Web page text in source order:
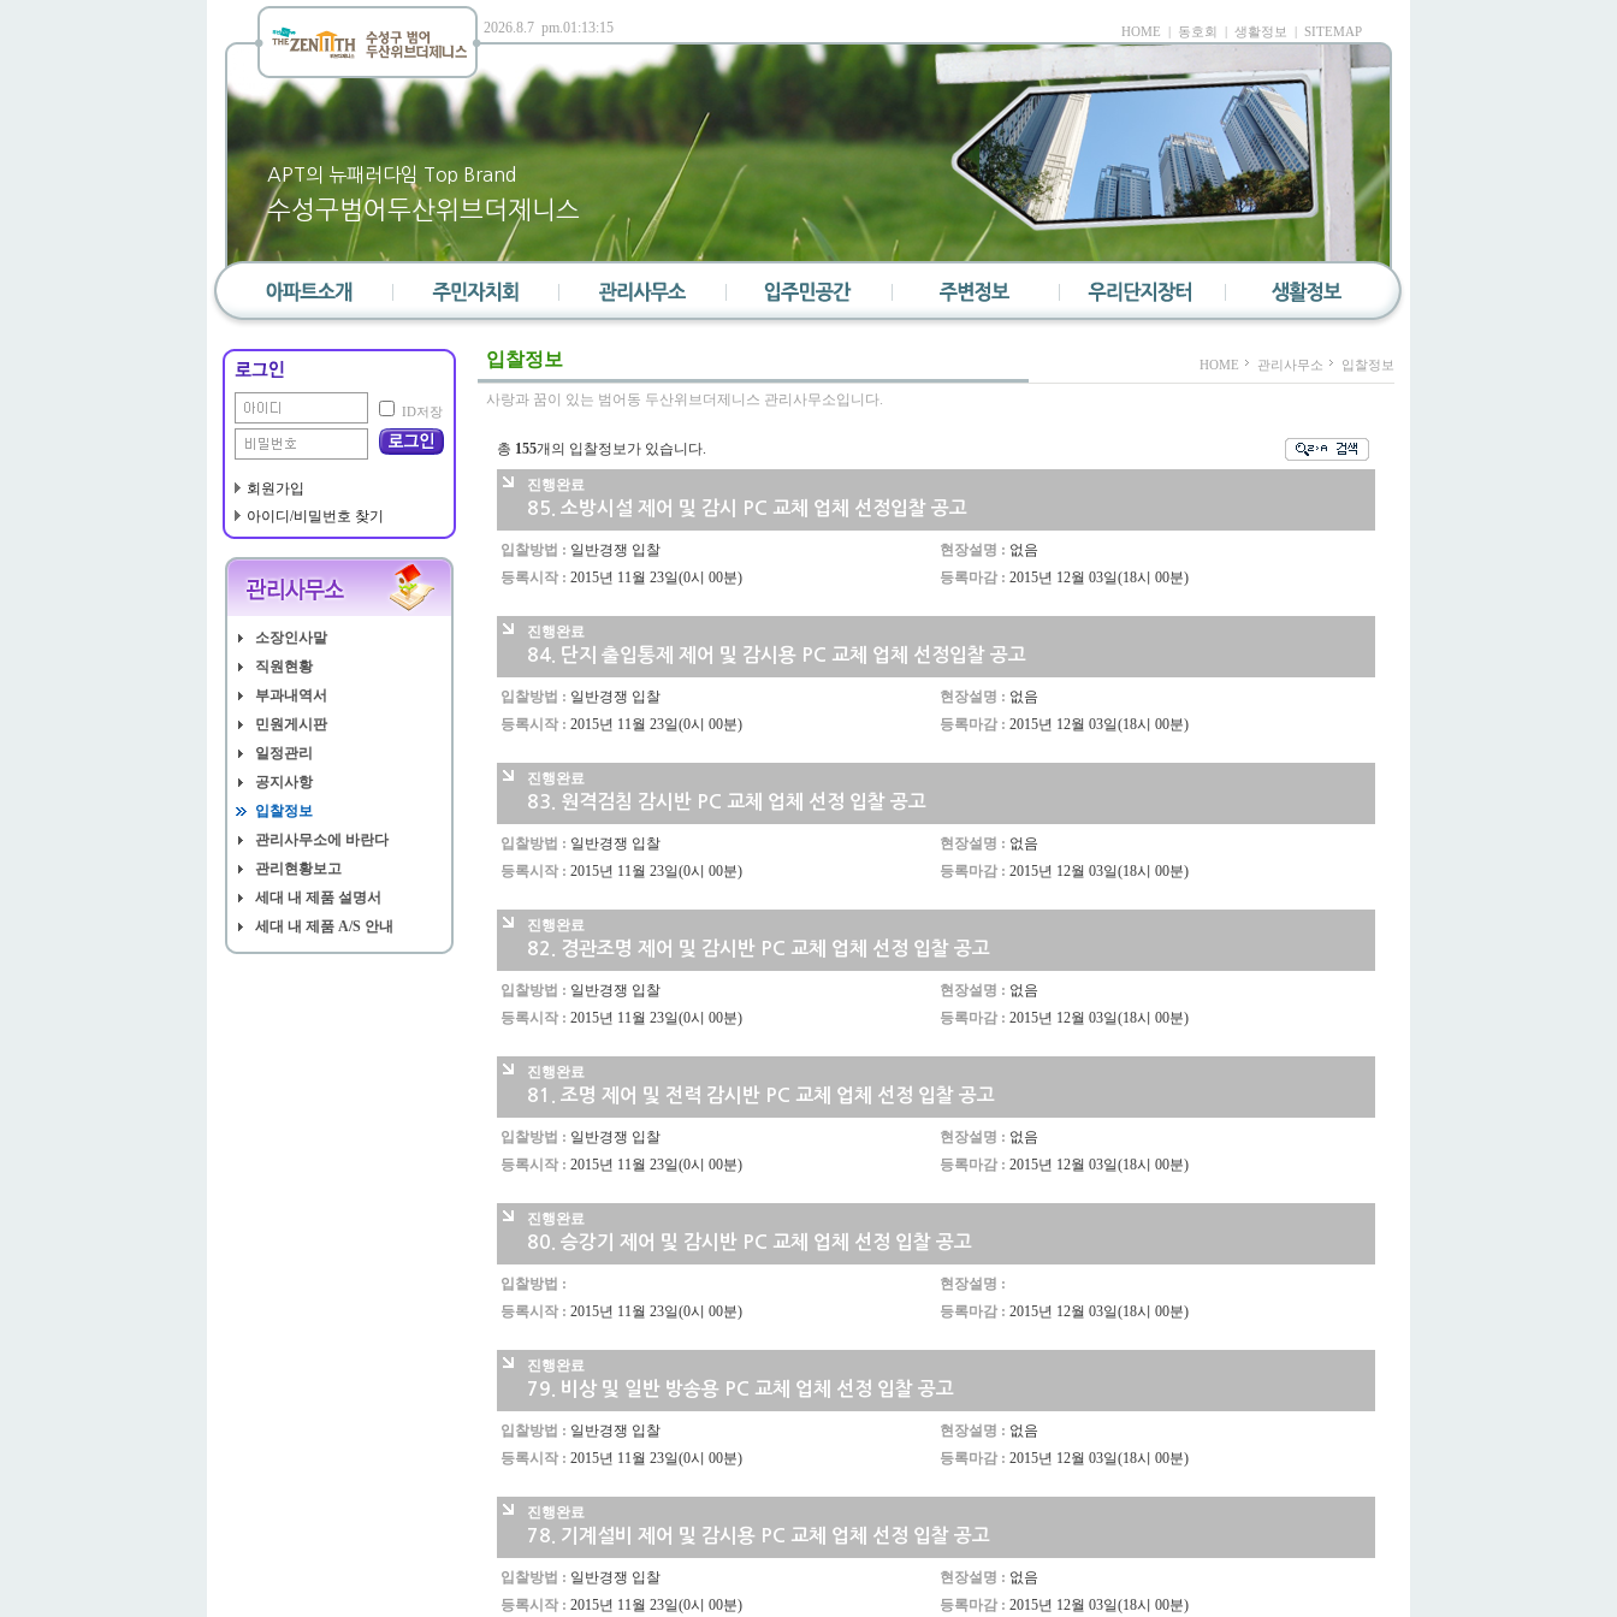
HOME | 동호회 | 생활정보 | SITEMAP
APT의 뉴패러다임 Top Brand
수성구범어두산위브더제니스
단지소개
단지배치도
단지평형도
편의시설
대표회의
선거관리위원회
통장
노인회
직원현황
민원게시판
일정관리
공지사항
입찰정보
관리사무소에 바란다
관리현황보고
세대 내 제품 설명서
세대 내 제품 A/S 안내
커뮤니티시설
교육정보
우리단지장터
직거래를 진행할 수
농어촌간에
서비스를 제공합니다.
우리 아파트
다양한 정보를
제공해 드립니다.
ID저장
회원가입
아이디/비밀번호 찾기
소장인사말
직원현황
부과내역서
민원게시판
일정관리
공지사항
입찰정보
관리사무소에 바란다
관리현황보고
세대 내 제품 설명서
세대 내 제품 A/S 안내
입찰정보 HOME 관리사무소 입찰정보
사랑과 꿈이 있는 범어동 두산위브더제니스 관리사무소입니다.
총 155개의 입찰정보가 있습니다.
진행완료
85. 소방시설 제어 및 감시 PC 교체 업체 선정입찰 공고
입찰방법 : 일반경쟁 입찰 현장설명 : 없음
등록시작 : 2015년 11월 23일(0시 00분) 등록마감 : 2015년 12월 03일(18시 00분)
진행완료
84. 단지 출입통제 제어 및 감시용 PC 교체 업체 선정입찰 공고
입찰방법 : 일반경쟁 입찰 현장설명 : 없음
등록시작 : 2015년 11월 23일(0시 00분) 등록마감 : 2015년 12월 03일(18시 00분)
진행완료
83. 원격검침 감시반 PC 교체 업체 선정 입찰 공고
입찰방법 : 일반경쟁 입찰 현장설명 : 없음
등록시작 : 2015년 11월 23일(0시 00분) 등록마감 : 2015년 12월 03일(18시 00분)
진행완료
82. 경관조명 제어 및 감시반 PC 교체 업체 선정 입찰 공고
입찰방법 : 일반경쟁 입찰 현장설명 : 없음
등록시작 : 2015년 11월 23일(0시 00분) 등록마감 : 2015년 12월 03일(18시 00분)
진행완료
81. 조명 제어 및 전력 감시반 PC 교체 업체 선정 입찰 공고
입찰방법 : 일반경쟁 입찰 현장설명 : 없음
등록시작 : 2015년 11월 23일(0시 00분) 등록마감 : 2015년 12월 03일(18시 00분)
진행완료
80. 승강기 제어 및 감시반 PC 교체 업체 선정 입찰 공고
입찰방법 :
현장설명 :
등록시작 : 2015년 11월 23일(0시 00분) 등록마감 : 2015년 12월 03일(18시 00분)
진행완료
79. 비상 및 일반 방송용 PC 교체 업체 선정 입찰 공고
입찰방법 : 일반경쟁 입찰 현장설명 : 없음
등록시작 : 2015년 11월 23일(0시 00분) 등록마감 : 2015년 12월 03일(18시 00분)
진행완료
78. 기계설비 제어 및 감시용 PC 교체 업체 선정 입찰 공고
입찰방법 : 일반경쟁 입찰 현장설명 : 없음
등록시작 : 2015년 11월 23일(0시 00분) 등록마감 : 2015년 12월 03일(18시 00분)